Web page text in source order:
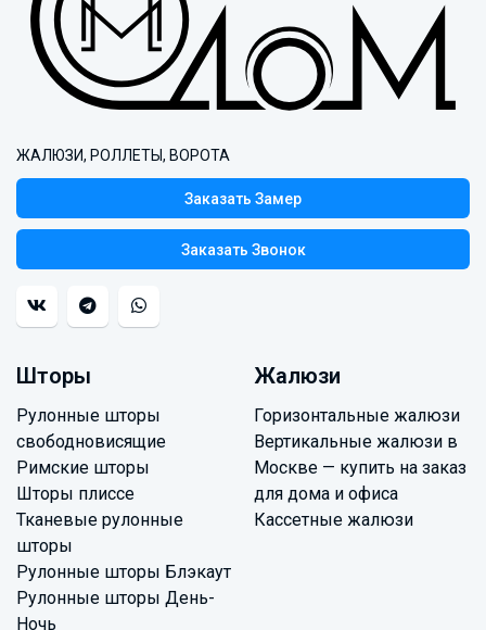
ЖАЛЮЗИ, РОЛЛЕТЫ, ВОРОТА
Заказать Замер
Заказать Звонок
Шторы
Рулонные шторы
свободновисящие
Римские шторы
Шторы плиссе
Тканевые рулонные
шторы
Рулонные шторы Блэкаут
Рулонные шторы День-
Ночь
Жалюзи
Горизонтальные жалюзи
Вертикальные жалюзи в
Москве — купить на заказ
для дома и офиса
Кассетные жалюзи